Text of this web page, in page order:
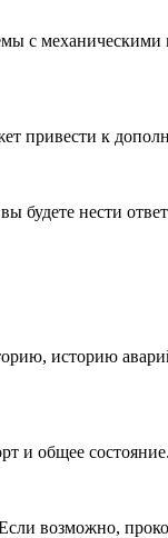
с
привести к
нести
историю
и общее состояние.
возможно,